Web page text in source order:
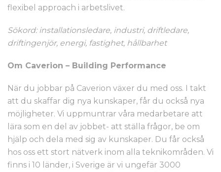
flexibel approach i arbetslivet.
Sökord: installationsledare, industri, driftledare,
driftingenjör, energi, fastighet, hållbarhet
Om Caverion – Building Performance
När du jobbar på Caverion växer du med oss. I takt
att du skaffar dig nya kunskaper, får du också nya
möjligheter. Vi uppmuntrar våra medarbetare att
lära som en del av jobbet- att ställa frågor, be om
hjälp och dela med sig av kunskaper. Du får också
hos oss ett stort nätverk inom alla teknikområden. Vi
finns i 10 länder, i Sverige är vi ungefär 3000